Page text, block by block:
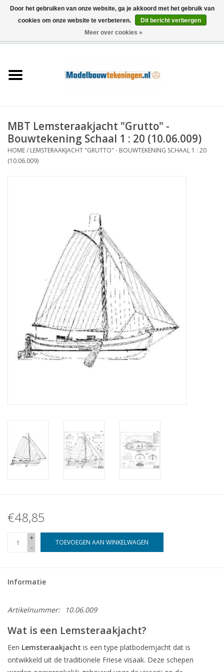
Schepen
Houtbouw
Scenery
Nieuwe tekeningen
NIEUWE TIJDSCHRIFTEN
ABONNEMENT DE
MODELBOUWER
MBT Lemsteraakjacht "Grutto" -
Bouwtekening Schaal 1 : 20 (10.06.009)
HOME/ LEMSTERAAKJACHT "GRUTTO" - BOUWTEKENING SCHAAL 1 : 20
(10.06.009)
€48,85
+
-
TOEVOEGEN AAN WINKELWAGEN
Informatie
Artikelnummer: 10.06.009
Wat is een Lemsteraakjacht?
Een Lemsteraakjacht is een type platbodemjacht dat is
ontwikkeld uit de traditionele Friese visaak. Deze schepen
Door het gebruiken van onze website, ga je akkoord met het gebruik van
cookies om onze website te verbeteren.
Dit bericht verbergen
Meer over cookies »